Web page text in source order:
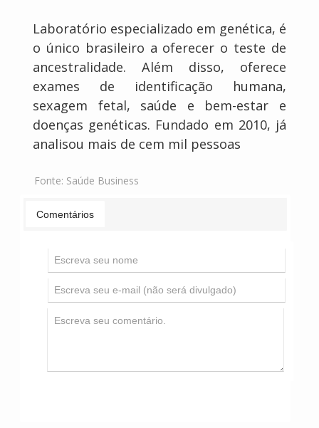
Laboratório especializado em genética, é
o único brasileiro a oferecer o teste de
ancestralidade. Além disso, oferece
exames de identificação humana,
sexagem fetal, saúde e bem-estar e
doenças genéticas. Fundado em 2010, já
analisou mais de cem mil pessoas
Fonte: Saúde Business
Comentários